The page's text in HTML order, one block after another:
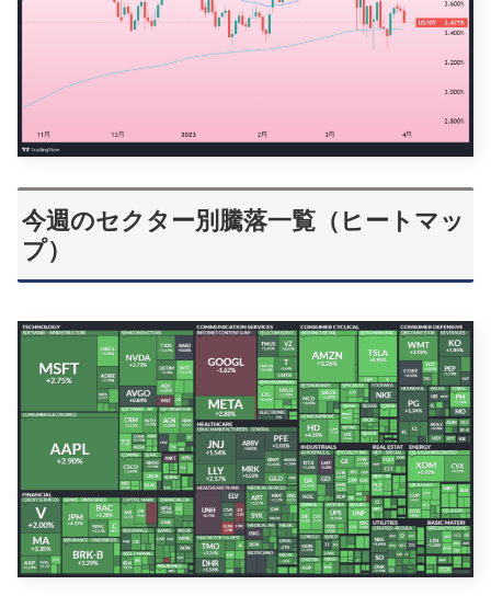
今週のセクター別騰落一覧（ヒートマッ
プ）